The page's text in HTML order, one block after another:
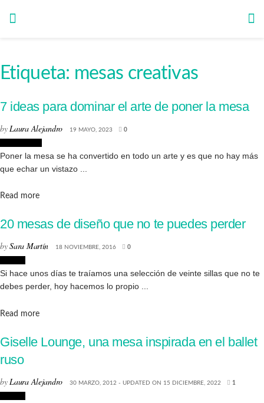
Etiqueta: mesas creativas
7 ideas para dominar el arte de poner la mesa
byLaura Alejandro 19 MAYO, 2023 0
Poner la mesa se ha convertido en todo un arte y es que no hay más
que echar un vistazo ...
Read moreDetails
20 mesas de diseño que no te puedes perder
bySara Martín 18 NOVIEMBRE, 2016 0
Si hace unos días te traíamos una selección de veinte sillas que no te
debes perder, hoy hacemos lo propio ...
Read moreDetails
Giselle Lounge, una mesa inspirada en el ballet
ruso
by Laura Alejandro 30 MARZO, 2012 - UPDATED ON 15 DICIEMBRE, 2022 1